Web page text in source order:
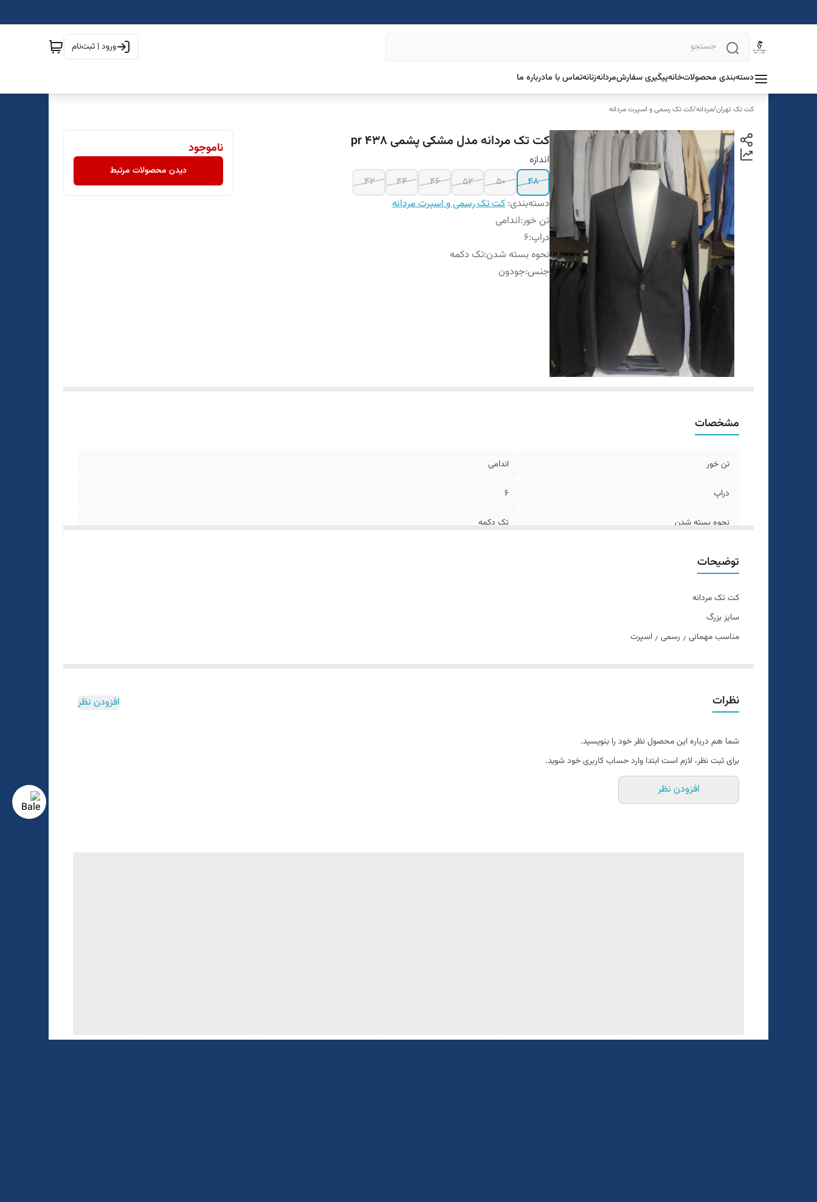
ورود | ثبت‌نام
دسته‌بندی محصولاتخانهپیگیری سفارشمردانهزنانهتماس با مادرباره ما
کت تک تهران/مردانه/کت تک رسمی و اسپرت مردانه
کت تک مردانه مدل مشکی پشمی pr 438
اندازه
48
50
52
46
44
42
دسته‌بندی: کت تک رسمی و اسپرت مردانه
تن خور:اندامی
دراپ:
6
نحوه بسته شدن:تک دکمه
جنس:جودون
ناموجود
دیدن محصولات مرتبط
مشخصات
تن خور اندامی
دراپ 6
نحوه بسته شدن تک دکمه
توضیحات
کت تک مردانه
سایز بزرگ
مناسب مهمانی ٫ رسمی ٫ اسپرت
دراپ ۶
نظرات افزودن نظر
شما هم درباره این محصول نظر خود را بنویسید.
برای ثبت نظر، لازم است ابتدا وارد حساب کاربری خود شوید.
افزودن نظر